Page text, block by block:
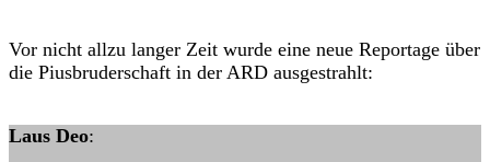
Vor nicht allzu langer Zeit wurde eine neue Reportage über
die Piusbruderschaft in der ARD ausgestrahlt:
Laus Deo: